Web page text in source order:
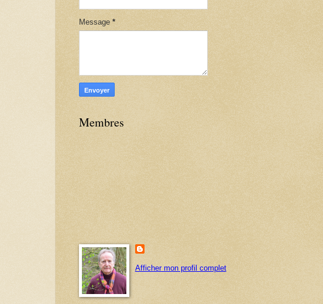
Message *
Membres
Afficher mon profil complet